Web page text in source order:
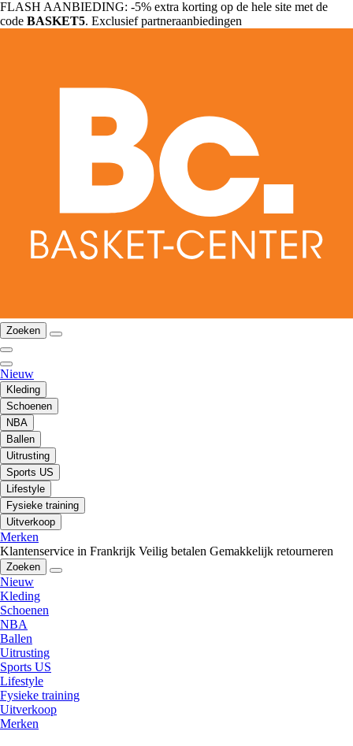
FLASH AANBIEDING: -5% extra korting op de hele site met de
code BASKET5. Exclusief partneraanbiedingen
Zoeken
Nieuw
Kleding
Schoenen
NBA
Ballen
Uitrusting
Sports US
Lifestyle
Fysieke training
Uitverkoop
Merken
Klantenservice in Frankrijk Veilig betalen Gemakkelijk retourneren
Zoeken
Nieuw
Kleding
Schoenen
NBA
Ballen
Uitrusting
Sports US
Lifestyle
Fysieke training
Uitverkoop
Merken